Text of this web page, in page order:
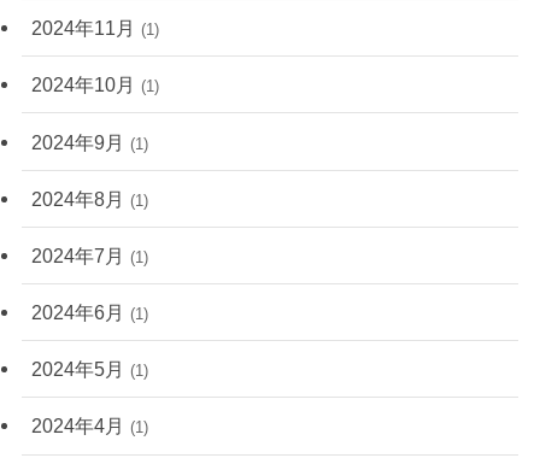
2024年11月 (1)
2024年10月 (1)
2024年9月 (1)
2024年8月 (1)
2024年7月 (1)
2024年6月 (1)
2024年5月 (1)
2024年4月 (1)